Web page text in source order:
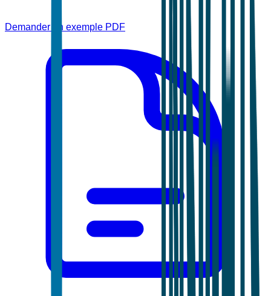
Demander un exemple PDF